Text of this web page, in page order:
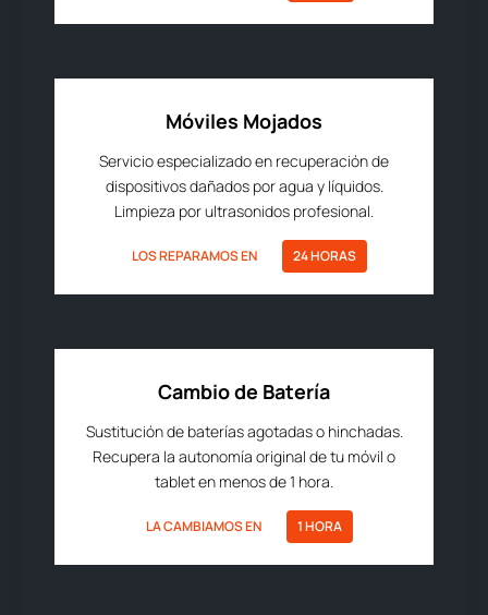
Móviles Mojados
Servicio especializado en recuperación de
dispositivos dañados por agua y líquidos.
Limpieza por ultrasonidos profesional.
LOS REPARAMOS EN 24 HORAS
Cambio de Batería
Sustitución de baterías agotadas o hinchadas.
Recupera la autonomía original de tu móvil o
tablet en menos de 1 hora.
LA CAMBIAMOS EN 1 HORA